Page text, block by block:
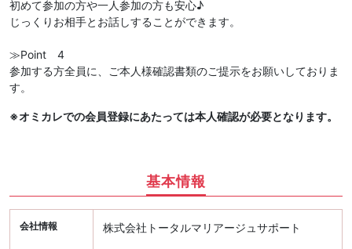
初めて参加の方や一人参加の方も安心♪
じっくりお相手とお話しすることができます。
≫Point 4
参加する方全員に、ご本人様確認書類のご提示をお願いしておりま
す。
※オミカレでの会員登録にあたっては本人確認が必要となります。
基本情報
会社情報 株式会社トータルマリアージュサポート